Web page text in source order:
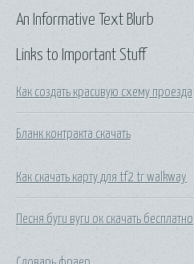
Links to Important Stuff
Как создать красивую схему проезда
Бланк контракта скачать
Как скачать карту для tf2 tr walkway
Песня буги вуги ок скачать бесплатно
An Informative Text Blurb